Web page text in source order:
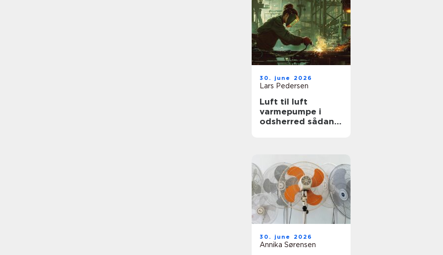
30. june 2026
Lars Pedersen
Luft til luft
varmepumpe i
odsherred sådan
30. june 2026
Annika Sørensen